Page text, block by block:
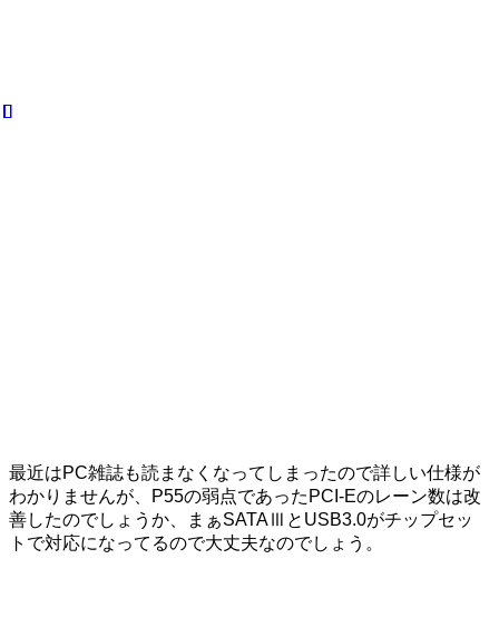
最近はPC雑誌も読まなくなってしまったので詳しい仕様が
わかりませんが、P55の弱点であったPCI-Eのレーン数は改
善したのでしょうか、まぁSATAⅢとUSB3.0がチップセッ
トで対応になってるので大丈夫なのでしょう。